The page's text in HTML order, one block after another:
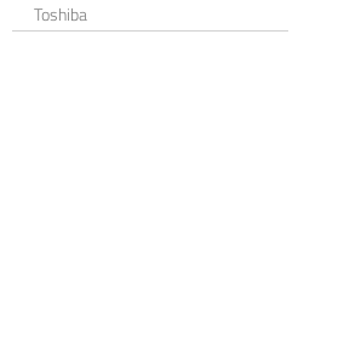
Toshiba